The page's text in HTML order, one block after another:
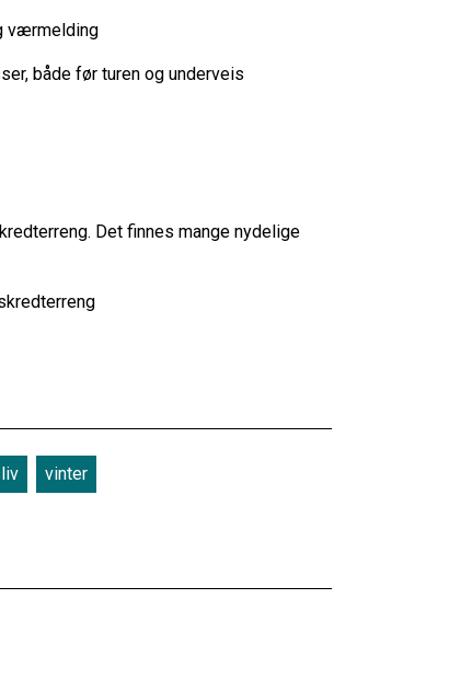
værmelding
både før turen og underveis
Det finnes mange nydelige
vinter